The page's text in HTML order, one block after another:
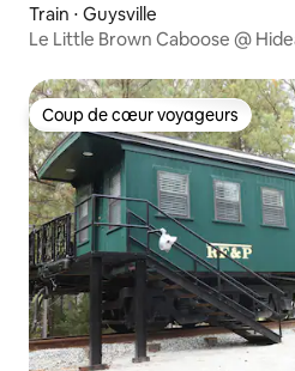
Train ⋅ Guysville
Le Little Brown Caboose @
Coup de cœur voyageurs
Coup de cœur voyageurs